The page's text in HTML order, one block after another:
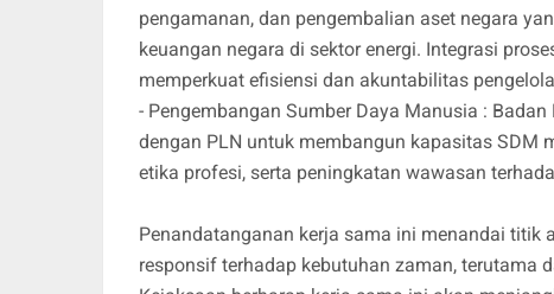
pengamanan, dan pengembalian aset negara
keuangan negara di sektor energi. Integrasi
memperkuat efisiensi dan akuntabilitas
- Pengembangan Sumber Daya Manusia :
dengan PLN untuk membangun kapasitas SDM
etika profesi, serta peningkatan wawasan
Penandatanganan kerja sama ini menandai titik
responsif terhadap kebutuhan zaman, terutama